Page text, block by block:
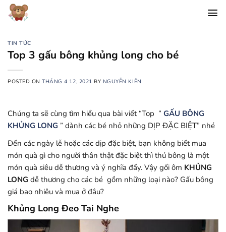
Chuyển
đến
dungTIN TỨC
Top 3 gấu bông khủng long cho bé
POSTED ONTHÁNG 4 12, 2021 BY NGUYỄN KIÊN
Chúng ta sẽ cùng tìm hiểu qua bài viết “Top ” GẤU BÔNG
KHỦNG LONG ” dành các bé nhỏ những DỊP ĐẶC BIỆT” nhé
Đến các ngày lễ hoặc các dịp đặc biệt, bạn không biết mua
món quà gì cho người thân thật đặc biệt thì thú bông là một
món quà siêu dễ thương và ý nghĩa đấy. Vậy gối ôm KHỦNG
LONG dễ thương cho các bé gồm những loại nào? Gấu bông
giá bao nhiêu và mua ở đâu?
Khủng Long Đeo Tai Nghe